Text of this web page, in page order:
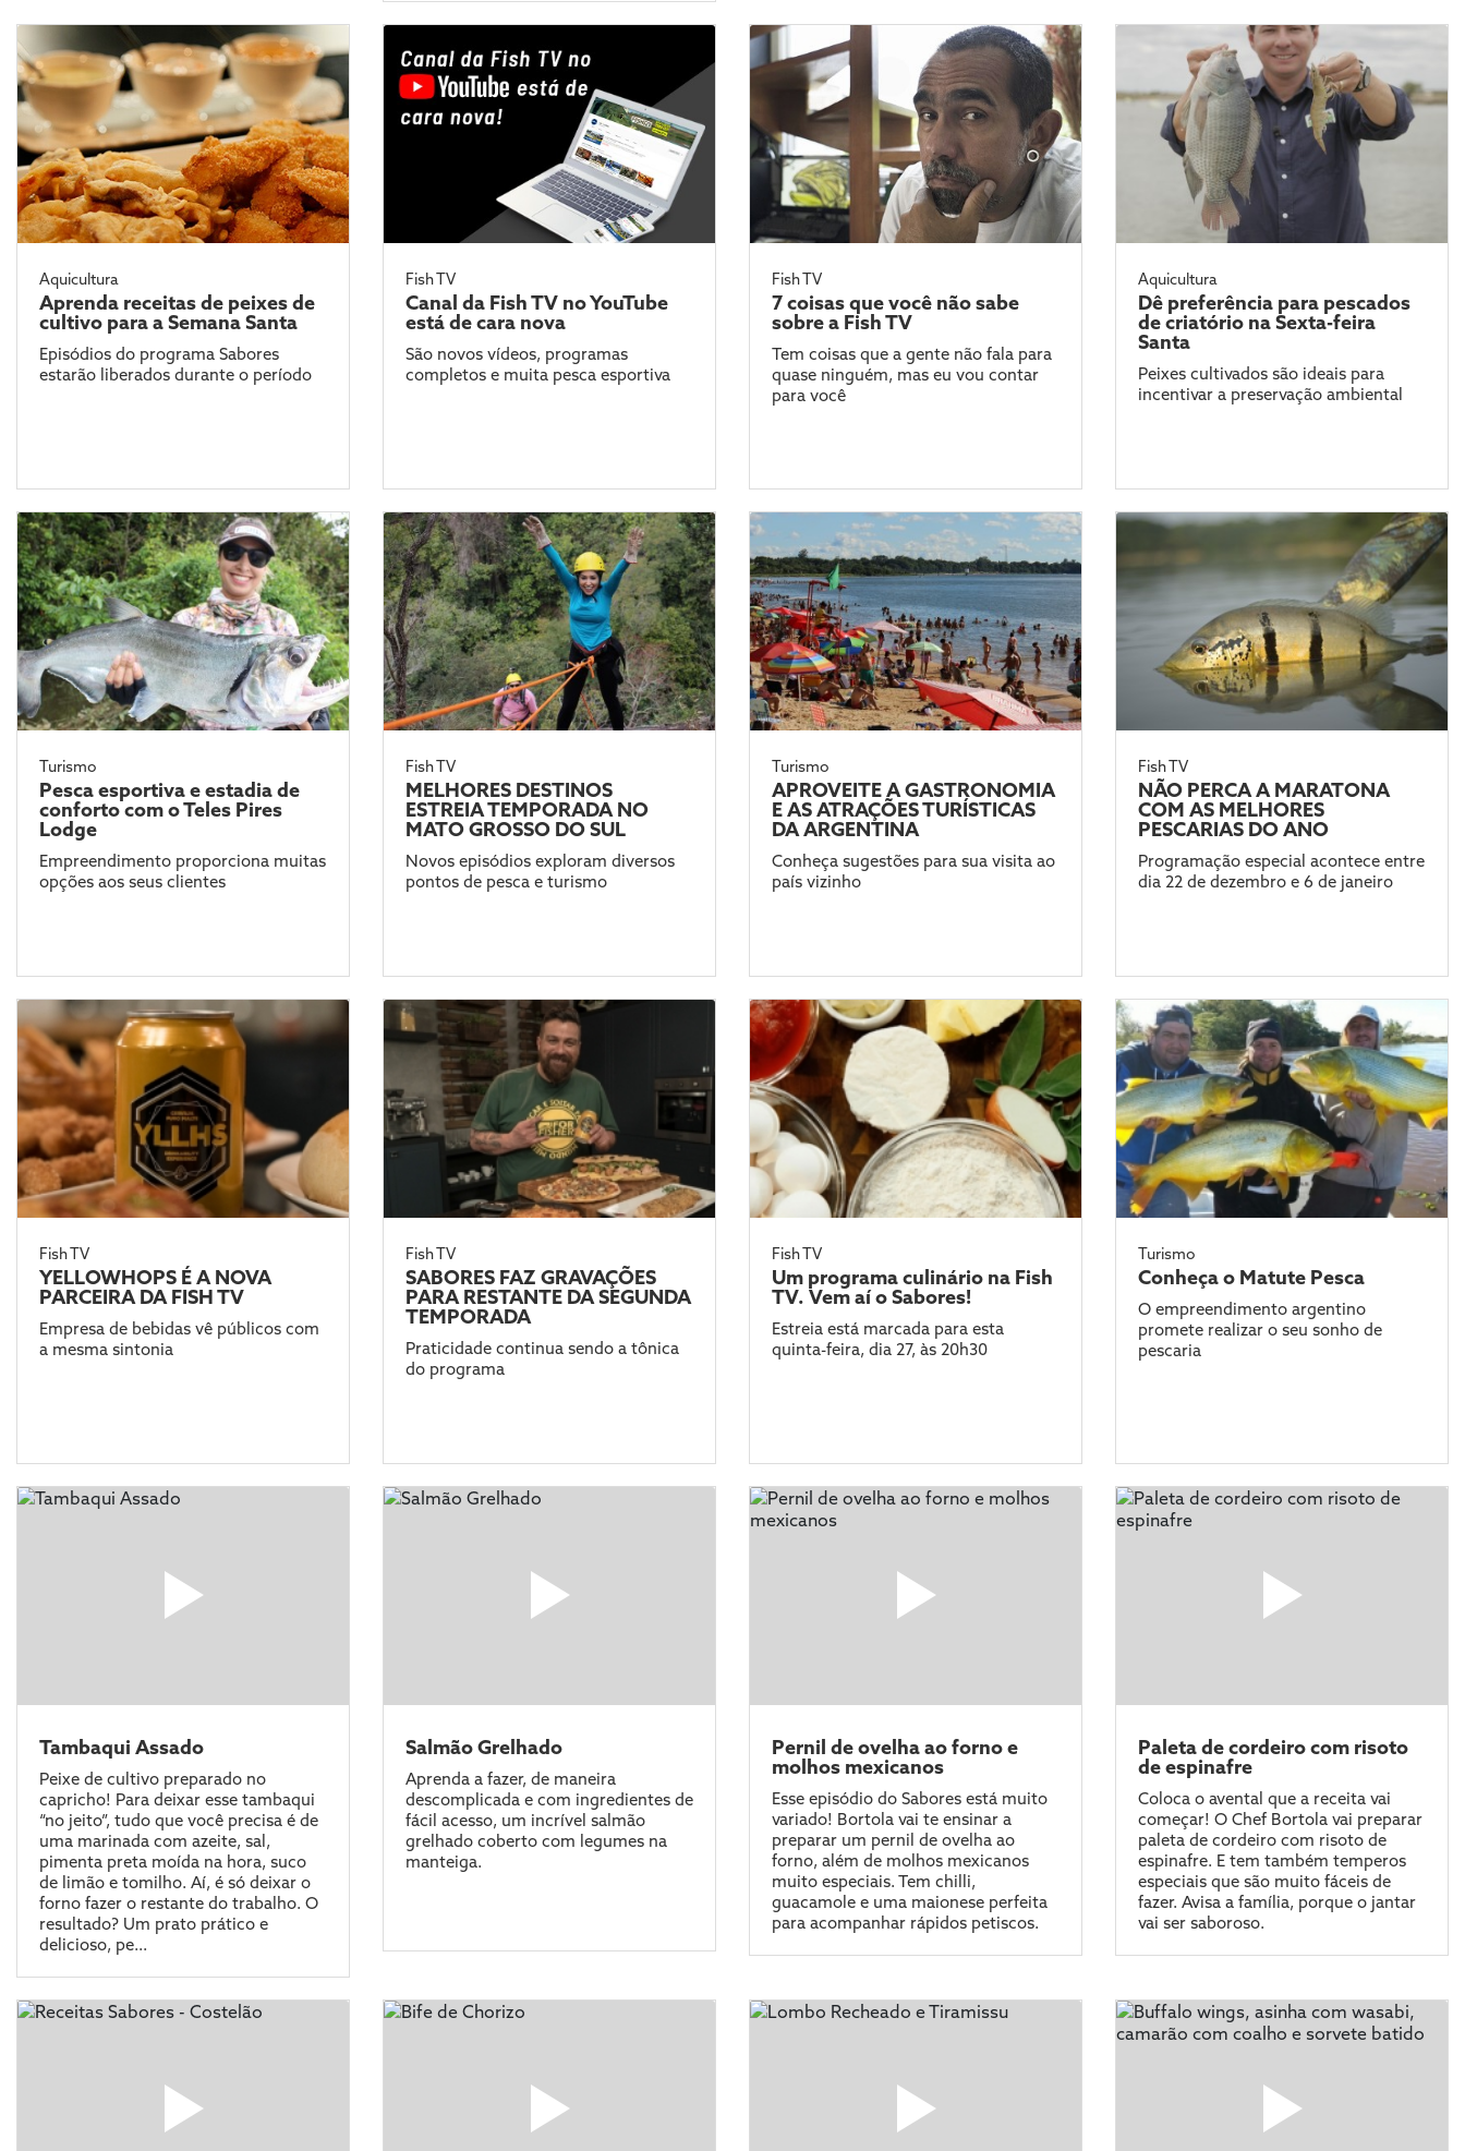
Aquicultura
Aprenda receitas de peixes de
cultivo para a Semana Santa
Episódios do programa Sabores
estarão liberados durante o período
Fish TV
Canal da Fish TV no YouTube
está de cara nova
São novos vídeos, programas
completos e muita pesca esportiva
Fish TV
7 coisas que você não sabe
sobre a Fish TV
Tem coisas que a gente não fala para
quase ninguém, mas eu vou contar
para você
Aquicultura
Dê preferência para pescados
de criatório na Sexta-feira
Santa
Peixes cultivados são ideais para
incentivar a preservação ambiental
Turismo
Pesca esportiva e estadia de
conforto com o Teles Pires
Lodge
Empreendimento proporciona muitas
opções aos seus clientes
Fish TV
MELHORES DESTINOS
ESTREIA TEMPORADA NO
MATO GROSSO DO SUL
Novos episódios exploram diversos
pontos de pesca e turismo
Turismo
APROVEITE A GASTRONOMIA
E AS ATRAÇÕES TURÍSTICAS
DA ARGENTINA
Conheça sugestões para sua visita ao
país vizinho
Fish TV
NÃO PERCA A MARATONA
COM AS MELHORES
PESCARIAS DO ANO
Programação especial acontece entre
dia 22 de dezembro e 6 de janeiro
Fish TV
YELLOWHOPS É A NOVA
PARCEIRA DA FISH TV
Empresa de bebidas vê públicos com
a mesma sintonia
Fish TV
SABORES FAZ GRAVAÇÕES
PARA RESTANTE DA SEGUNDA
TEMPORADA
Praticidade continua sendo a tônica
do programa
Fish TV
Um programa culinário na Fish
TV. Vem aí o Sabores!
Estreia está marcada para esta
quinta-feira, dia 27, às 20h30
Turismo
Conheça o Matute Pesca
O empreendimento argentino
promete realizar o seu sonho de
pescaria
Tambaqui Assado
Peixe de cultivo preparado no
capricho! Para deixar esse tambaqui
“no jeito”, tudo que você precisa é de
uma marinada com azeite, sal,
pimenta preta moída na hora, suco
de limão e tomilho. Aí, é só deixar o
forno fazer o restante do trabalho. O
resultado? Um prato prático e
delicioso, pe...
Salmão Grelhado
Aprenda a fazer, de maneira
descomplicada e com ingredientes de
fácil acesso, um incrível salmão
grelhado coberto com legumes na
manteiga.
Pernil de ovelha ao forno e
molhos mexicanos
Esse episódio do Sabores está muito
variado! Bortola vai te ensinar a
preparar um pernil de ovelha ao
forno, além de molhos mexicanos
muito especiais. Tem chilli,
guacamole e uma maionese perfeita
para acompanhar rápidos petiscos.
Paleta de cordeiro com risoto
de espinafre
Coloca o avental que a receita vai
começar! O Chef Bortola vai preparar
paleta de cordeiro com risoto de
espinafre. E tem também temperos
especiais que são muito fáceis de
fazer. Avisa a família, porque o jantar
vai ser saboroso.